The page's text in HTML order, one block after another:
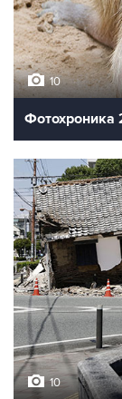
10
Фотохроника
10